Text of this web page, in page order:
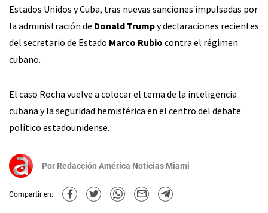
Estados Unidos y Cuba, tras nuevas sanciones impulsadas por
la administración de Donald Trumpy declaraciones recientes
del secretario de Estado Marco Rubio contra el régimen
cubano.
El caso Rocha vuelve a colocar el tema de la inteligencia
cubana y la seguridad hemisférica en el centro del debate
político estadounidense.
Por Redacción América Noticias Miami
Compartir en: